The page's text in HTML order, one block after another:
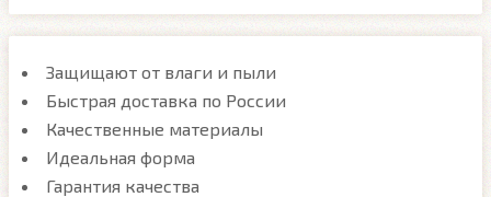
Защищают от влаги и пыли
Быстрая доставка по России
Качественные материалы
Идеальная форма
Гарантия качества